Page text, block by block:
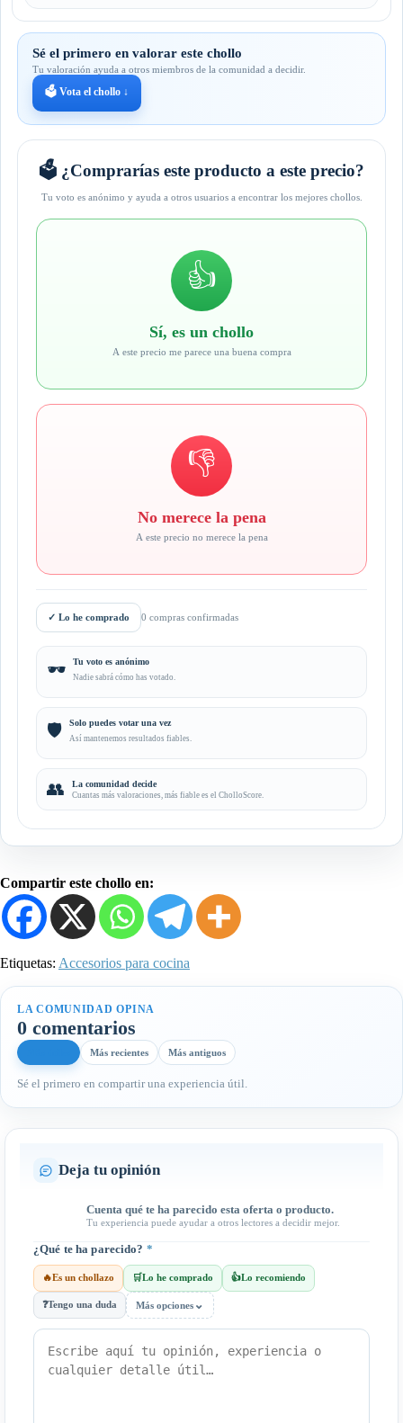
Sé el primero en valorar este chollo
Tu valoración ayuda a otros miembros de la comunidad a decidir.
🗳️ Vota el chollo ↓
🗳️ ¿Comprarías este producto a este precio?
Tu voto es anónimo y ayuda a otros usuarios a encontrar los mejores chollos.
👍
Sí, es un chollo
A este precio me parece una buena compra
👎
No merece la pena
A este precio no merece la pena
✓ Lo he comprado 0 compras confirmadas
🕶️ Tu voto es anónimo
Nadie sabrá cómo has votado.
🛡️ Solo puedes votar una vez
Así mantenemos resultados fiables.
👥 La comunidad decide
Cuantas más valoraciones, más fiable es el CholloScore.
Compartir este chollo en:
Etiquetas: Accesorios para cocina
LA COMUNIDAD OPINA
0 comentarios
Más recientes Más antiguos
Sé el primero en compartir una experiencia útil.
Deja tu opinión
Cuenta qué te ha parecido esta oferta o producto.
Tu experiencia puede ayudar a otros lectores a decidir mejor.
¿Qué te ha parecido? *
🔥Es un chollazo 🛒Lo he comprado 👍Lo recomiendo
❓Tengo una duda Más opciones ⌄